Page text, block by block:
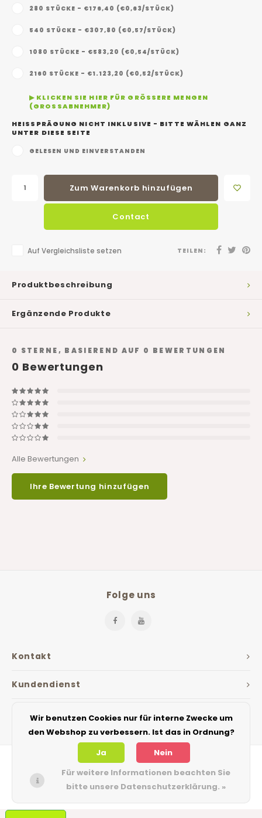
280 STÜCKE - €176,40 (€0,63/STÜCK)
540 STÜCKE - €307,80 (€0,57/STÜCK)
1080 STÜCKE - €583,20 (€0,54/STÜCK)
2160 STÜCKE - €1.123,20 (€0,52/STÜCK)
▶ KLICKEN SIE HIER FÜR GRÖSSERE MENGEN (
GROSSABNEHMER)
HEISSPRÄGUNG NICHT INKLUSIVE - BITTE WÄHLEN GANZ
UNTER DIESE SEITE
GELESEN UND EINVERSTANDEN
Zum Warenkorb hinzufügen
Contact
Auf Vergleichsliste setzen TEILEN:
Produktbeschreibung
Ergänzende Produkte
0 STERNE, BASIEREND AUF 0 BEWERTUNGEN
0 Bewertungen
Alle Bewertungen
Ihre Bewertung hinzufügen
Kontakt
Folge uns
Kundendienst
Mein Konto
Wir benutzen Cookies nur für interne Zwecke um
den Webshop zu verbessern. Ist das in Ordnung?
Ja
Nein
Für weitere Informationen beachten Sie
bitte unsere Datenschutzerklärung. »